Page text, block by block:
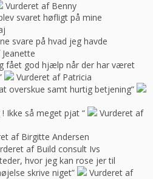
Vurderet af Benny
svaret høfligt på mine
svare på hvad jeg havde
fået god hjælp når der har været
Vurderet af Patricia
overskue samt hurtig betjening”
Ikke så meget pjat “
Vurderet af
af Birgitte Andersen
af Build consult Ivs
hvor jeg kan rose jer til
skrive niget”
Vurderet af